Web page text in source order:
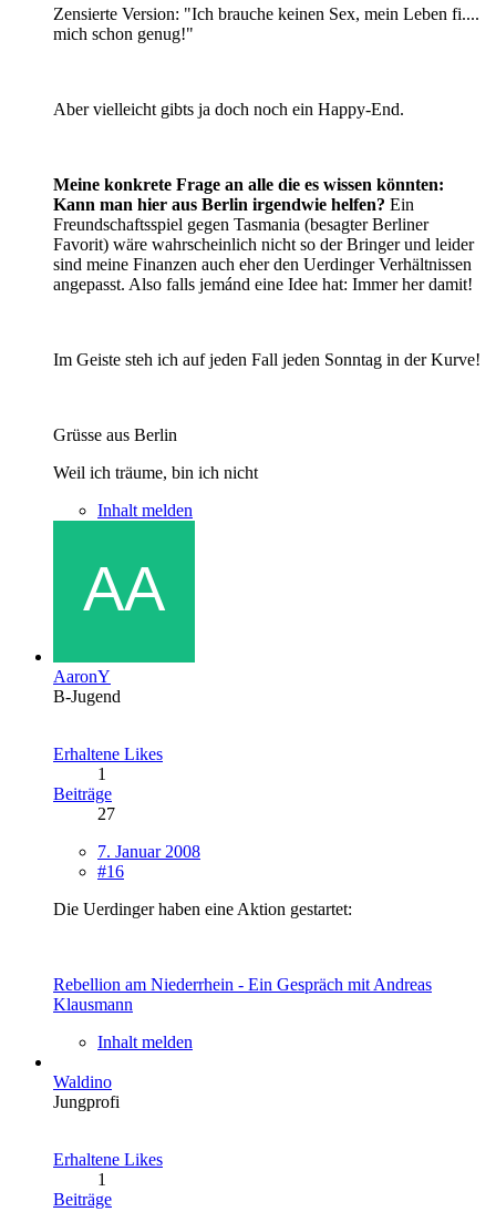
Zensierte Version: "Ich brauche keinen Sex, mein Leben fi....
mich schon genug!"
Aber vielleicht gibts ja doch noch ein Happy-End.
Meine konkrete Frage an alle die es wissen könnten:
Kann man hier aus Berlin irgendwie helfen? Ein
Freundschaftsspiel gegen Tasmania (besagter Berliner
Favorit) wäre wahrscheinlich nicht so der Bringer und leider
sind meine Finanzen auch eher den Uerdinger Verhältnissen
angepasst. Also falls jemánd eine Idee hat: Immer her damit!
Im Geiste steh ich auf jeden Fall jeden Sonntag in der Kurve!
Grüsse aus Berlin
Weil ich träume, bin ich nicht
Inhalt melden
AaronY
B-Jugend
Erhaltene Likes
1
Beiträge
27
7. Januar 2008
#16
Die Uerdinger haben eine Aktion gestartet:
Rebellion am Niederrhein - Ein Gespräch mit Andreas
Klausmann
Inhalt melden
Waldino
Jungprofi
Erhaltene Likes
1
Beiträge